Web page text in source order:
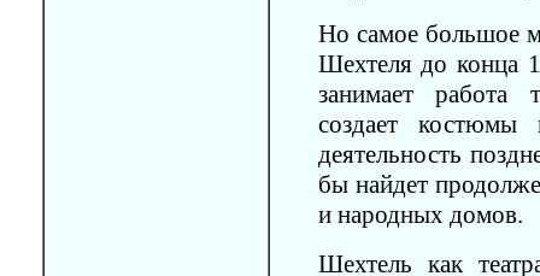
Но самое большое
Шехтеля до конца
занимает работа
создает
деятельность
бы найдет
и народных домов.
Шехтель как